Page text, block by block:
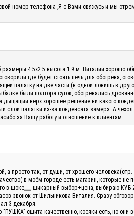
номер телефона ,Я с Вами свяжусь и мы
размеры 4.5х2.5 высота 1.9 м. Виталий хорошо
где будет стоять печь для обогрева,
палатку на две части (в одной ловишь в
были полтора суток, обогревались
дыщащий верх хорошее решение ни какого
слой палатки из-за конденсата замерз. А
за Вашу работу и отношение к клиентам.
а просто так, от души, от хрошего
в моём городе есть магазин, которые
в шоке,,,,,,, шикарный выбор+цена, выбираю КУБ-
звонок от Шильникова Виталия. Сразу
3 декабря.
сшита качественно, косяки есть, но они